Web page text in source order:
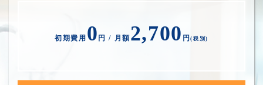
初期費用 0 円 / 月額2,700 円(税別)